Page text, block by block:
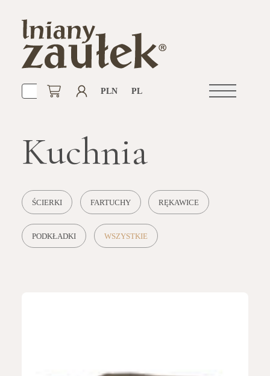
Otwórz
PLN PL
Kuchnia
ŚCIERKI FARTUCHY RĘKAWICE
PODKŁADKI WSZYSTKIE